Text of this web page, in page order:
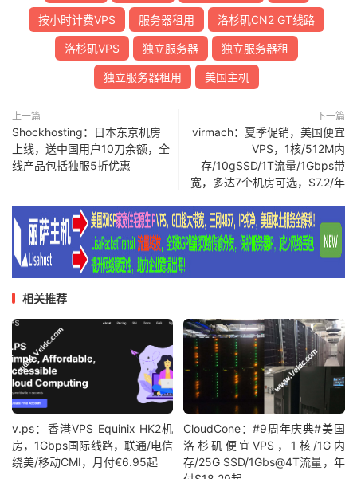
按小时计费VPS 服务器租用 洛杉矶CN2 GT线路
洛杉矶VPS 独立服务器 独立服务器租
独立服务器租用 美国主机
上一篇
Shockhosting：日本东京机房
上线，送中国用户10刀余额，全
线产品包括独服5折优惠
下一篇
virmach：夏季促销，美国便宜
VPS，1核/512M内
存/10gSSD/1T流量/1Gbps带
宽，多达7个机房可选，$7.2/年
相关推荐
v.ps：香港VPS Equinix HK2机
房，1Gbps国际线路，联通/电信
绕美/移动CMI，月付€6.95起
CloudCone：#9周年庆典#美国
洛杉矶便宜VPS，1核/1G内
存/25G SSD/1Gbs@4T流量，年